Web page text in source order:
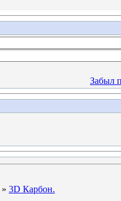
Забыл
» 3D Карбон.